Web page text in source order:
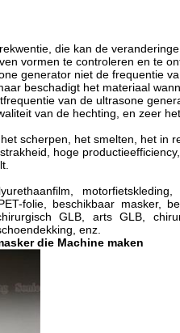
die kan de
vormen te controleren en te
generator niet de frequentie
beschadigt het materiaal
van de ultrasone
van de hechting, en zeer
scherpen, het smelten, het in
hoge
folie, beschikbaar masker,
GLB, arts GLB,
enz.
die Machine maken